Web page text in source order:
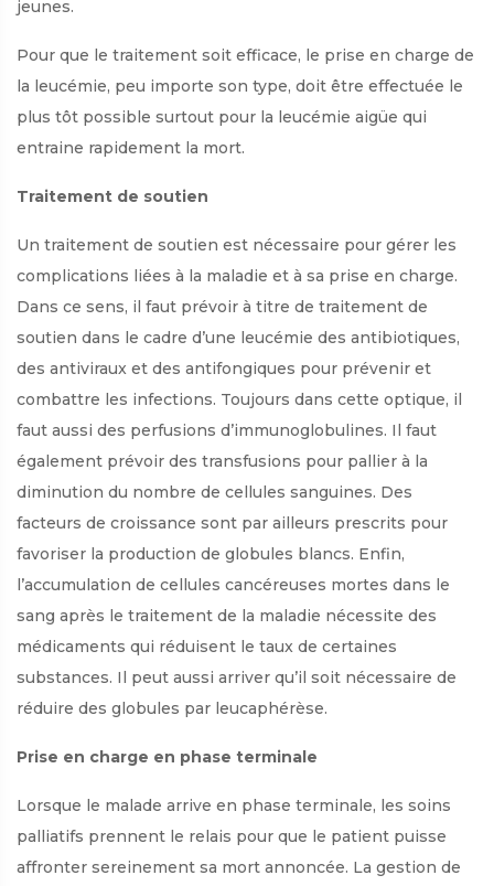
jeunes.
Pour que le traitement soit efficace, le prise en charge de
la leucémie, peu importe son type, doit être effectuée le
plus tôt possible surtout pour la leucémie aigüe qui
entraine rapidement la mort.
Traitement de soutien
Un traitement de soutien est nécessaire pour gérer les
complications liées à la maladie et à sa prise en charge.
Dans ce sens, il faut prévoir à titre de traitement de
soutien dans le cadre d’une leucémie des antibiotiques,
des antiviraux et des antifongiques pour prévenir et
combattre les infections. Toujours dans cette optique, il
faut aussi des perfusions d’immunoglobulines. Il faut
également prévoir des transfusions pour pallier à la
diminution du nombre de cellules sanguines. Des
facteurs de croissance sont par ailleurs prescrits pour
favoriser la production de globules blancs. Enfin,
l’accumulation de cellules cancéreuses mortes dans le
sang après le traitement de la maladie nécessite des
médicaments qui réduisent le taux de certaines
substances. Il peut aussi arriver qu’il soit nécessaire de
réduire des globules par leucaphérèse.
Prise en charge en phase terminale
Lorsque le malade arrive en phase terminale, les soins
palliatifs prennent le relais pour que le patient puisse
affronter sereinement sa mort annoncée. La gestion de